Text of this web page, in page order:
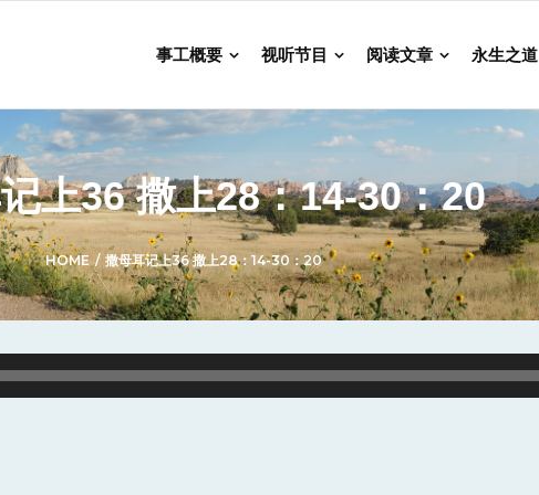
事工概要 视听节目 阅读文章 永生之道
上36 撒上28：14-30：20
HOME / 撒母耳记上36 撒上28：14-30：20